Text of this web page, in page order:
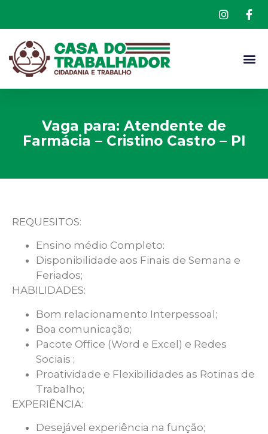
Vaga para: Atendente de
Farmácia – Cristino Castro – PI
REQUESITOS:
Ensino médio Completo:
Disponibilidade aos Finais de Semana e
Feriados;
HABILIDADES:
Bom relacionamento Interpessoal;
Boa comunicação;
Pacote Office (Word e Excel) e Redes
Sociais ;
Proatividade e Flexibilidades as Rotinas de
Trabalho;
EXPERIÊNCIA:
Desejável experiência na função;